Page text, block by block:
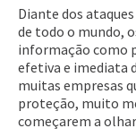
Diante dos
de todo o mundo,
informação como
efetiva e imediata
muitas empresas
proteção, muito
começarem a